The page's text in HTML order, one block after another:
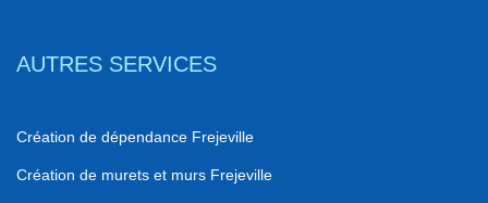
AUTRES SERVICES
Création de dépendance Frejeville
Création de murets et murs Frejeville